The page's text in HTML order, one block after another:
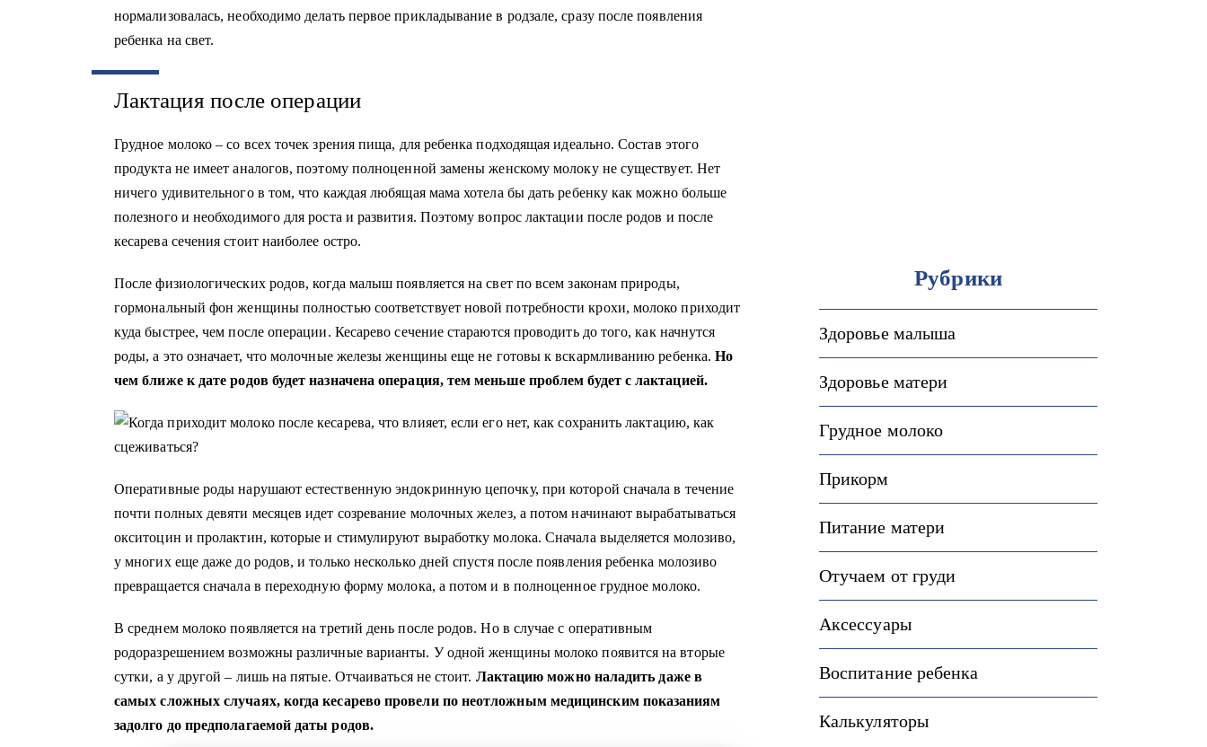
нормализовалась, необходимо делать первое прикладывание в родзале, сразу после появления
ребенка на свет.
Лактация после операции
Грудное молоко – со всех точек зрения пища, для ребенка подходящая идеально. Состав этого
продукта не имеет аналогов, поэтому полноценной замены женскому молоку не существует. Нет
ничего удивительного в том, что каждая любящая мама хотела бы дать ребенку как можно больше
полезного и необходимого для роста и развития. Поэтому вопрос лактации после родов и после
кесарева сечения стоит наиболее остро.
После физиологических родов, когда малыш появляется на свет по всем законам природы,
гормональный фон женщины полностью соответствует новой потребности крохи, молоко приходит
куда быстрее, чем после операции. Кесарево сечение стараются проводить до того, как начнутся
роды, а это означает, что молочные железы женщины еще не готовы к вскармливанию ребенка.Но
чем ближе к дате родов будет назначена операция, тем меньше проблем будет с лактацией.
Оперативные роды нарушают естественную эндокринную цепочку, при которой сначала в течение
почти полных девяти месяцев идет созревание молочных желез, а потом начинают вырабатываться
окситоцин и пролактин, которые и стимулируют выработку молока. Сначала выделяется молозиво,
у многих еще даже до родов, и только несколько дней спустя после появления ребенка молозиво
превращается сначала в переходную форму молока, а потом и в полноценное грудное молоко.
В среднем молоко появляется на третий день после родов. Но в случае с оперативным
родоразрешением возможны различные варианты. У одной женщины молоко появится на вторые
сутки, а у другой – лишь на пятые. Отчаиваться не стоит. Лактацию можно наладить даже в
самых сложных случаях, когда кесарево провели по неотложным медицинским показаниям
задолго до предполагаемой даты родов.
Рубрики
Здоровье малыша
Здоровье матери
Грудное молоко
Прикорм
Питание матери
Отучаем от груди
Аксессуары
Воспитание ребенка
Калькуляторы